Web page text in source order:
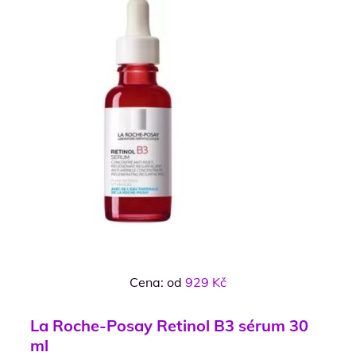
Cena: od 929 Kč
La Roche-Posay Retinol B3 sérum 30
ml